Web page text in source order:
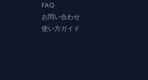
FAQ
お問い合わせ
使い方ガイド